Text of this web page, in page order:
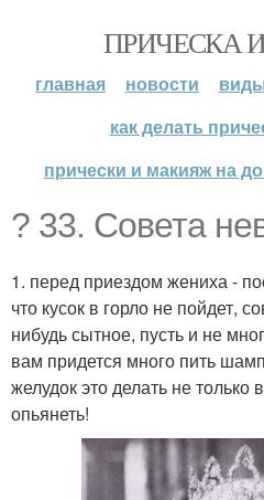
ПРИЧЕСКА
главная новости
как делать
прически и макияж на
? 33. Совета
1. перед приездом жениха -
что кусок в горло не пойдет,
нибудь сытное, пусть и не
вам придется много пить
желудок это делать не
опьянеть!